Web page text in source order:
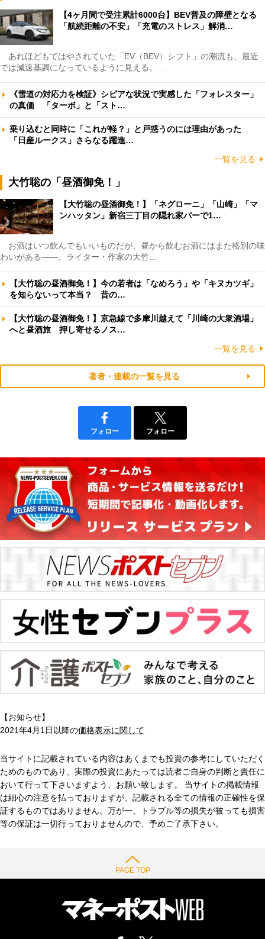
【4ヶ月間で受注累計6000台】BEV普及の障壁となる
「航続距離の不安」「充電のストレス」解消…
あれほどもてはやされていた「EV（BEV）シフト」の潮流も、最近
では減速基調になっているように見える。…
《雪道の対応力を検証》シビアな状況で実感した「フォレスター」
の真価 「ターボ」と「スト…
乗り込むと同時に「これが軽？」と戸惑うのには理由があった
「日産ルークス」さらなる躍進…
一覧を見る
大竹聡の「昼酒御免！」
【大竹聡の昼酒御免！】「ネグローニ」「山崎」「マ
ンハッタン」新宿三丁目の隠れ家バーで1…
お酒はいつ飲んでもいいものだが、昼から飲むお酒にはまた格別の味
わいがある――。ライター・作家の大竹…
【大竹聡の昼酒御免！】今の若者は「なめろう」や「キヌカツギ」
を知らないって本当？ 昔の…
【大竹聡の昼酒御免！】京急線で多摩川越えて「川崎の大衆酒場」
へと昼酒旅 押し寄せるノス…
一覧を見る
著者・連載の一覧を見る
フォロー フォロー
【お知らせ】
2021年4月1日以降の価格表示に関して
当サイトに記載されている内容はあくまでも投資の参考にしていただく
ためのものであり、実際の投資にあたっては読者ご自身の判断と責任に
おいて行って下さいますよう、お願い致します。 当サイトの掲載情報
は細心の注意を払っておりますが、記載される全ての情報の正確性を保
証するものではありません。万が一、トラブル等の損失が被っても損害
等の保証は一切行っておりませんので、予めご了承下さい。
PAGE TOP